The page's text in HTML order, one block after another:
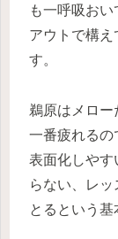
も一呼吸お
アウトで構
す。
鵜原はメロー
一番疲れるの
表面化しやす
らない、レ
とるという基